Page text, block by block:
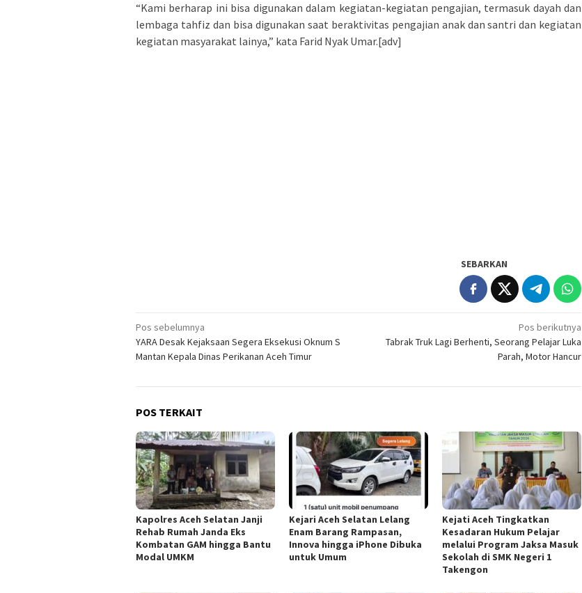
“Kami berharap ini bisa digunakan dalam kegiatan-kegiatan pengajian, termasuk dayah dan
lembaga tahfiz dan bisa digunakan saat beraktivitas pengajian anak dan santri dan kegiatan
kegiatan masyarakat lainya,” kata Farid Nyak Umar.[adv]
SEBARKAN
Navigasi
pos
Pos sebelumnya
YARA Desak Kejaksaan Segera Eksekusi Oknum S
Mantan Kepala Dinas Perikanan Aceh Timur
Pos berikutnya
Tabrak Truk Lagi Berhenti, Seorang Pelajar Luka
Parah, Motor Hancur
POS TERKAIT
Kapolres Aceh Selatan Janji
Rehab Rumah Janda Eks
Kombatan GAM hingga Bantu
Modal UMKM
Kejari Aceh Selatan Lelang
Enam Barang Rampasan,
Innova hingga iPhone Dibuka
untuk Umum
Kejati Aceh Tingkatkan
Kesadaran Hukum Pelajar
melalui Program Jaksa Masuk
Sekolah di SMK Negeri 1
Takengon